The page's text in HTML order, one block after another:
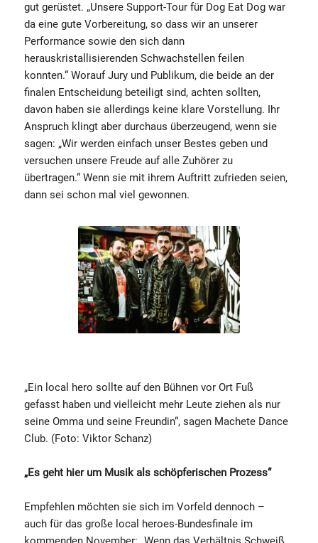
gut gerüstet. „Unsere Support-Tour für Dog Eat Dog war
da eine gute Vorbereitung, so dass wir an unserer
Performance sowie den sich dann
herauskristallisierenden Schwachstellen feilen
konnten.“ Worauf Jury und Publikum, die beide an der
finalen Entscheidung beteiligt sind, achten sollten,
davon haben sie allerdings keine klare Vorstellung. Ihr
Anspruch klingt aber durchaus überzeugend, wenn sie
sagen: „Wir werden einfach unser Bestes geben und
versuchen unsere Freude auf alle Zuhörer zu
übertragen.“ Wenn sie mit ihrem Auftritt zufrieden seien,
dann sei schon mal viel gewonnen.
„Ein local hero sollte auf den Bühnen vor Ort Fuß
gefasst haben und vielleicht mehr Leute ziehen als nur
seine Omma und seine Freundin“, sagen Machete Dance
Club. (Foto: Viktor Schanz)
„Es geht hier um Musik als schöpferischen Prozess“
Empfehlen möchten sie sich im Vorfeld dennoch –
auch für das große local heroes-Bundesfinale im